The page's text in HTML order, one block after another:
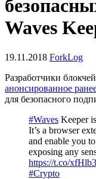
Waves
19.11.2018 ForkLog
Разработчики
анонсированное
для безопасного
#Waves Keeper
It’s a browser
and enable you
exposing any
https://t.co/
#Crypto